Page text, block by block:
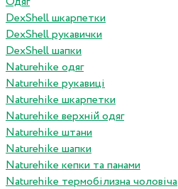
DexShell шкарпетки
DexShell рукавички
DexShell шапки
Naturehike одяг
Naturehike рукавиці
Naturehike шкарпетки
Naturehike верхній одяг
Naturehike штани
Naturehike шапки
Naturehike кепки та панами
Naturehike термобілизна чоловіча